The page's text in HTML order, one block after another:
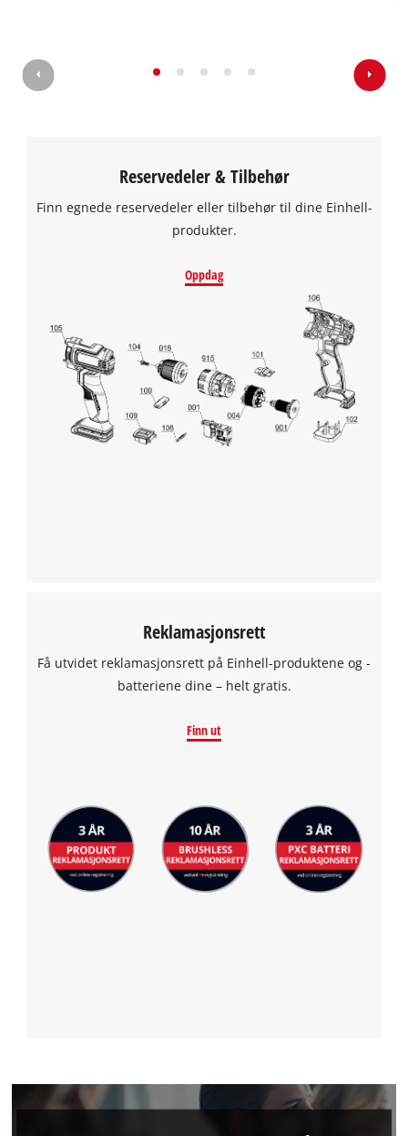
Reservedeler & Tilbehør
Finn egnede reservedeler eller tilbehør til dine Einhell-
produkter.
Oppdag
Reklamasjonsrett
Få utvidet reklamasjonsrett på Einhell-produktene og -
batteriene dine – helt gratis.
Finn ut